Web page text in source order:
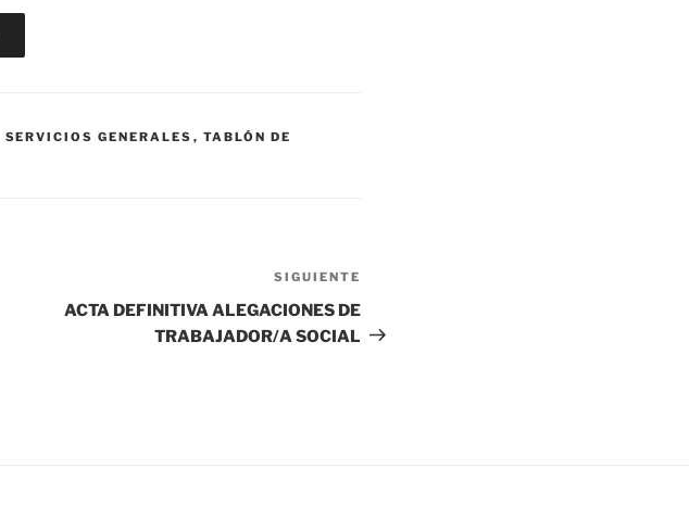
SERVICIOS GENERALES , TABLÓN DE
entrada
SIGUIENTE
ACTA DEFINITIVA ALEGACIONES DE
TRABAJADOR/A SOCIAL